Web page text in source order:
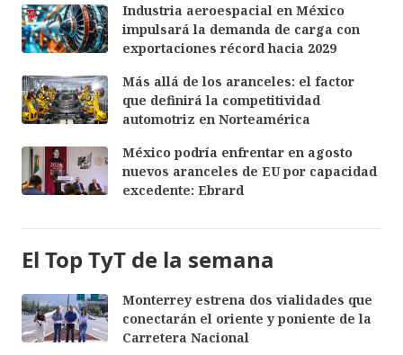
Industria aeroespacial en México
impulsará la demanda de carga con
exportaciones récord hacia 2029
Más allá de los aranceles: el factor
que definirá la competitividad
automotriz en Norteamérica
México podría enfrentar en agosto
nuevos aranceles de EU por capacidad
excedente: Ebrard
El Top TyT de la semana
Monterrey estrena dos vialidades que
conectarán el oriente y poniente de la
Carretera Nacional